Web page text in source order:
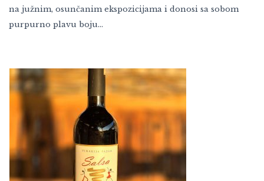
na južnim, osunčanim ekspozicijama i donosi sa sobom
purpurno plavu boju…